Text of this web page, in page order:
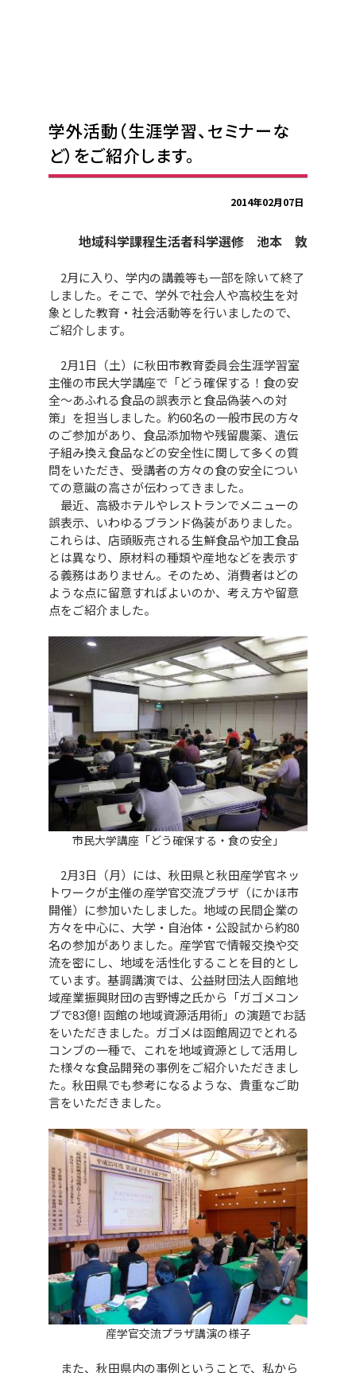
学外活動（生涯学習、セミナーな
ど）をご紹介します。
2014年02月07日
地域科学課程生活者科学選修 池本 敦
2月に入り、学内の講義等も一部を除いて終了
しました。そこで、学外で社会人や高校生を対
象とした教育・社会活動等を行いましたので、
ご紹介します。
2月1日（土）に秋田市教育委員会生涯学習室
主催の市民大学講座で「どう確保する！食の安
全～あふれる食品の誤表示と食品偽装への対
策」を担当しました。約60名の一般市民の方々
のご参加があり、食品添加物や残留農薬、遺伝
子組み換え食品などの安全性に関して多くの質
問をいただき、受講者の方々の食の安全につい
ての意識の高さが伝わってきました。
最近、高級ホテルやレストランでメニューの
誤表示、いわゆるブランド偽装がありました。
これらは、店頭販売される生鮮食品や加工食品
とは異なり、原材料の種類や産地などを表示す
る義務はありません。そのため、消費者はどの
ような点に留意すればよいのか、考え方や留意
点をご紹介ました。
市民大学講座「どう確保する・食の安全」
2月3日（月）には、秋田県と秋田産学官ネッ
トワークが主催の産学官交流プラザ（にかほ市
開催）に参加いたしました。地域の民間企業の
方々を中心に、大学・自治体・公設試から約80
名の参加がありました。産学官で情報交換や交
流を密にし、地域を活性化することを目的とし
ています。基調講演では、公益財団法人函館地
域産業振興財団の吉野博之氏から「ガゴメコン
ブで83億! 函館の地域資源活用術」の演題でお話
をいただきました。ガゴメは函館周辺でとれる
コンブの一種で、これを地域資源として活用し
た様々な食品開発の事例をご紹介いただきまし
た。秋田県でも参考になるような、貴重なご助
言をいただきました。
産学官交流プラザ講演の様子
また、秋田県内の事例ということで、私から